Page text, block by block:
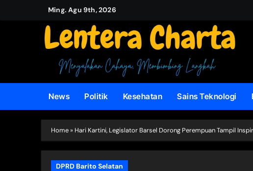
Ming. Agu 9th, 2026
News Politik Kesehatan Sains Teknologi
Home » Hari Kartini, Legislator Barsel Dorong Perempuan Tampil
DPRD Barito Selatan